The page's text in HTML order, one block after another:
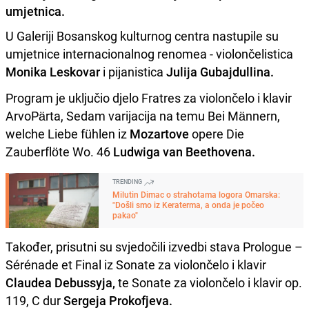
umjetnica.
U Galeriji Bosanskog kulturnog centra nastupile su
umjetnice internacionalnog renomea - violončelistica
Monika Leskovar i pijanistica Julija Gubajdullina.
Program je uključio djelo Fratres za violončelo i klavir
ArvoPärta, Sedam varijacija na temu Bei Männern,
welche Liebe fühlen iz Mozartove opere Die
Zauberflöte Wo. 46 Ludwiga van Beethovena.
TRENDING
Milutin Dimac o strahotama logora Omarska:
"Došli smo iz Keraterma, a onda je počeo
pakao"
Također, prisutni su svjedočili izvedbi stava Prologue –
Sérénade et Final iz Sonate za violončelo i klavir
Claudea Debussyja, te Sonate za violončelo i klavir op.
119, C durSergeja Prokofjeva.